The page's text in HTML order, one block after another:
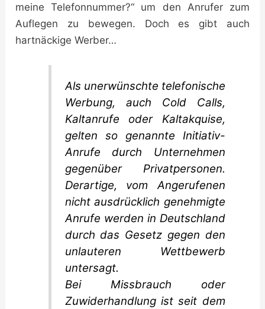
meine Telefonnummer?“ um den Anrufer zum
Auflegen zu bewegen. Doch es gibt auch
hartnäckige Werber…
Als unerwünschte telefonische
Werbung, auch Cold Calls,
Kaltanrufe oder Kaltakquise,
gelten so genannte Initiativ-
Anrufe durch Unternehmen
gegenüber Privatpersonen.
Derartige, vom Angerufenen
nicht ausdrücklich genehmigte
Anrufe werden in Deutschland
durch das Gesetz gegen den
unlauteren Wettbewerb
untersagt.
Bei Missbrauch oder
Zuwiderhandlung ist seit dem